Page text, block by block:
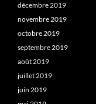
décembre 2019
novembre 2019
octobre 2019
septembre 2019
août 2019
juillet 2019
juin 2019